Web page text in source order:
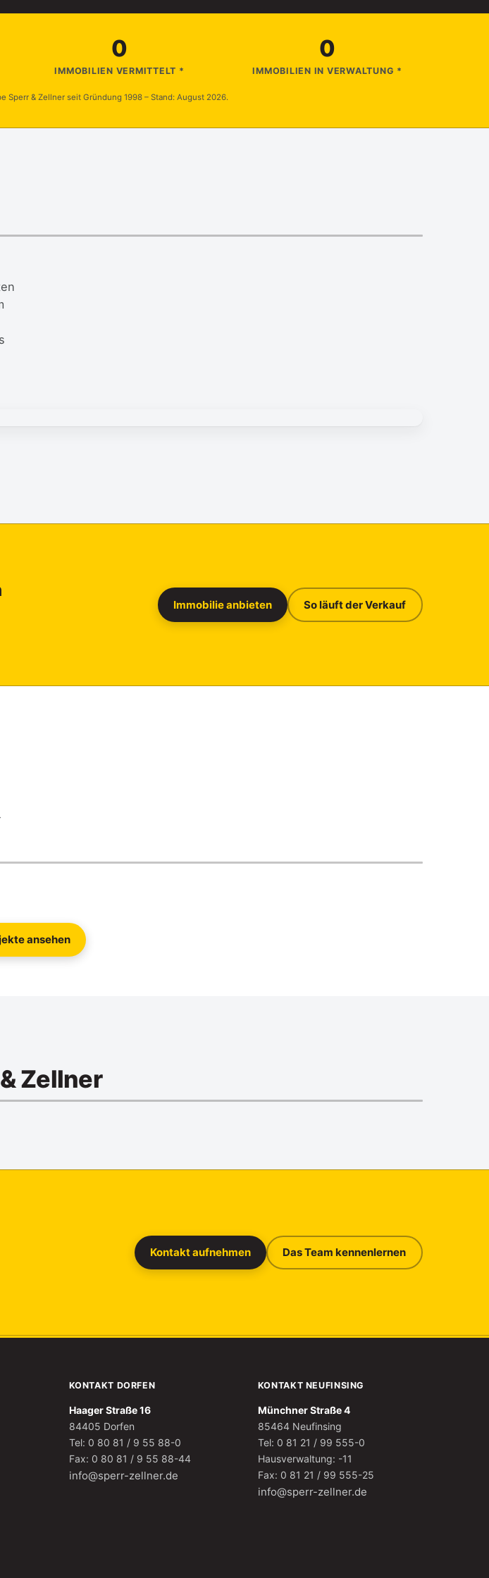
0
IMMOBILIEN VERMITTELT *
0
IMMOBILIEN IN VERWALTUNG *
& Zellner seit Gründung 1998 – Stand: August 2026.
Immobilie anbieten So läuft der Verkauf
ansehen
Zellner
Kontakt aufnehmen Das Team kennenlernen
KONTAKT DORFEN
Haager Straße 16
84405 Dorfen
Tel: 0 80 81 / 9 55 88-0
Fax: 0 80 81 / 9 55 88-44
info@sperr-zellner.de
KONTAKT NEUFINSING
Münchner Straße 4
85464 Neufinsing
Tel: 0 81 21 / 99 555-0
Hausverwaltung: -11
Fax: 0 81 21 / 99 555-25
info@sperr-zellner.de